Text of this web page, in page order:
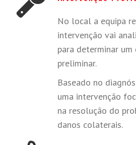
No local a equipa
intervenção vai
para determinar
preliminar.
Baseado no
uma intervenção
na resolução do
danos colaterais.